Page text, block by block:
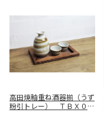
高田焼釉重ね酒器揃（うず
粉引トレー） ＴＢＸ００